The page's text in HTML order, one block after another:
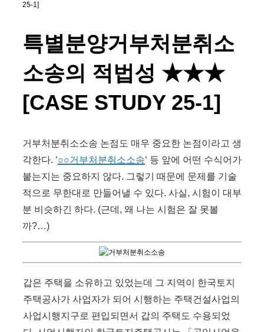
25-1]
특별분양거부처분취소
소송의 적법성 ★★★
[CASE STUDY 25-1]
거부처분취소소송 논점도 매우 중요한 논점이라고 생
각한다. ‘○○거부처분취소소송‘ 등 앞에 어떤 수식어가
붙는지는 중요하지 않다. 그렇기 때문에 문제를 기술
적으로 무한대로 만들어낼 수 있다. 사실, 시험이 대부
분 비슷하긴 하다. (근데, 왜 나는 시험은 잘 못볼
까?…)
갑은 주택을 소유하고 있었는데 그 지역이 한국토지
주택공사가 사업자가 되어 시행하는 주택건설사업의
사업시행지구로 편입되면서 갑의 주택도 수용되었